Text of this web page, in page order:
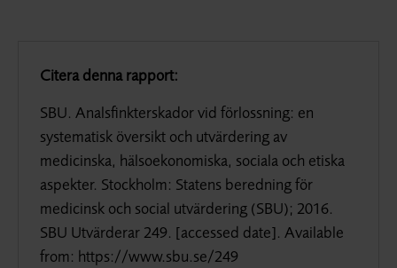
Citera denna rapport:
SBU. Analsfinkterskador vid förlossning: en
systematisk översikt och utvärdering av
medicinska, hälsoekonomiska, sociala och etiska
aspekter. Stockholm: Statens beredning för
medicinsk och social utvärdering (SBU); 2016.
SBU Utvärderar 249. [accessed date]. Available
from: https://www.sbu.se/249